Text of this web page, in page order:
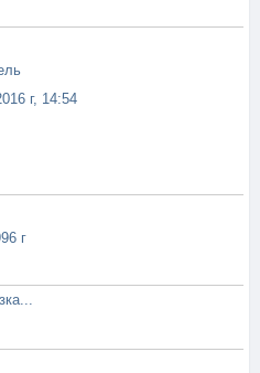
г, 14:54
г